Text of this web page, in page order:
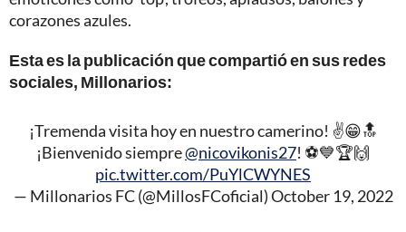
corazones azules.
Esta es la publicación que compartió en sus redes
sociales, Millonarios:
¡Tremenda visita hoy en nuestro camerino! ✌️😁🔝
¡Bienvenido siempre@nicovikonis27! ⚽️💙🏆🙌
pic.twitter.com/PuYlCWYNES
— Millonarios FC (@MillosFCoficial)October 19, 2022